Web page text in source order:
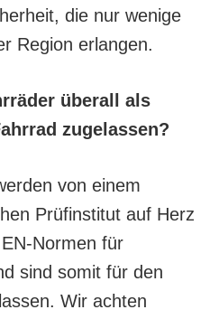
die nur wenige
Region erlangen.
überall als
zugelassen?
von einem
Prüfinstitut auf Herz
Normen für
sind somit für den
Wir achten